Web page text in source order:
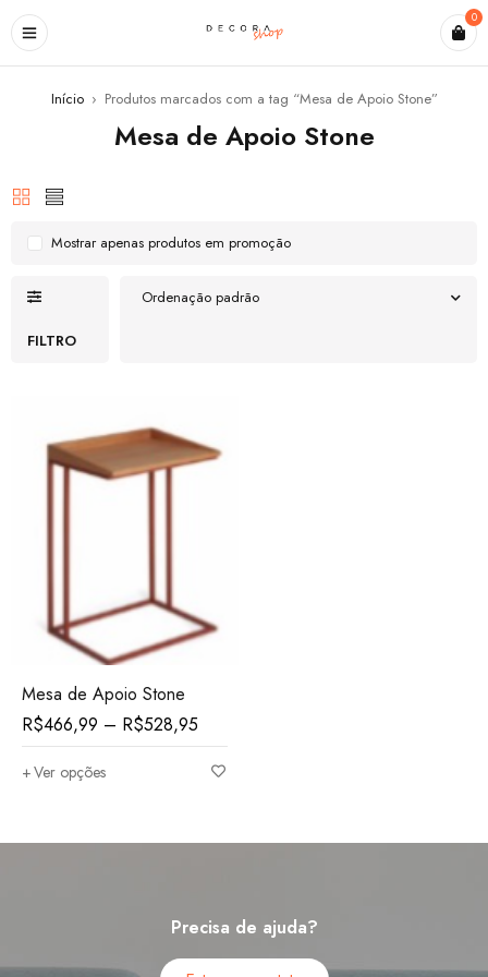
0
Início › Produtos marcados com a tag “Mesa de Apoio Stone”
Mesa de Apoio Stone
FILTRO
Ordenação padrão
Mostrar apenas produtos em promoção
Mesa de Apoio Stone
R$466,99 – R$528,95
Ver opções
Precisa de ajuda?